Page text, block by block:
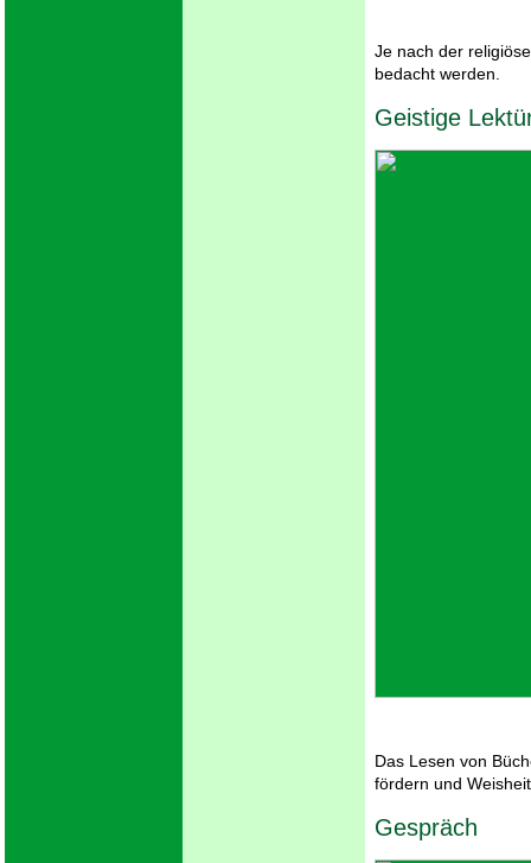
Je nach der
bedacht werden.
Geistige
Das Lesen von
fördern und
Gespräch